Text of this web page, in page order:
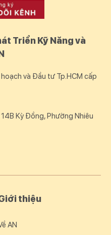
Triển Kỹ Năng và
và Đầu tư Tp.HCM cấp
Kỳ Đồng, Phường Nhiêu
thiệu
AN